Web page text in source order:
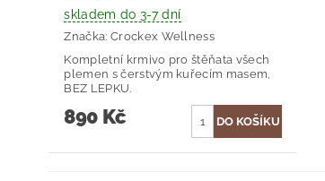
skladem do 3-7 dní
Značka: Crockex Wellness
Kompletní krmivo pro štěňata všech
plemen s čerstvým kuřecím masem,
BEZ LEPKU.
890 Kč